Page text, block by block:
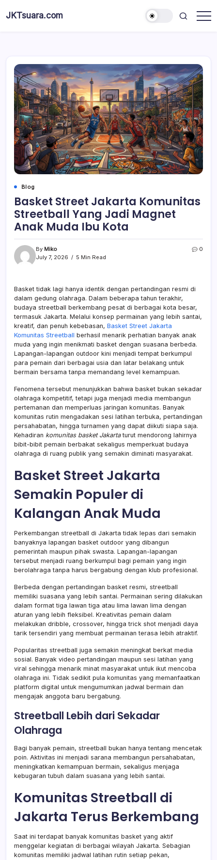
JKTsuara.com
Terbaru
Blog
Basket Street Jakarta Komunitas
Streetball Yang Jadi Magnet
Anak Muda Ibu Kota
By Miko
July 7, 2026
5 Min Read
0
Basket tidak lagi hanya identik dengan pertandingan resmi di
dalam gedung olahraga. Dalam beberapa tahun terakhir,
budaya streetball berkembang pesat di berbagai kota besar,
termasuk Jakarta. Melalui konsep permainan yang lebih santai,
kreatif, dan penuh kebebasan, Basket Street Jakarta
Komunitas Streetball berhasil menarik perhatian banyak anak
muda yang ingin menikmati basket dengan suasana berbeda.
Lapangan-lapangan outdoor kini menjadi tempat berkumpul
para pemain dari berbagai usia dan latar belakang untuk
bermain bersama tanpa memandang level kemampuan.
Fenomena tersebut menunjukkan bahwa basket bukan sekadar
olahraga kompetitif, tetapi juga menjadi media membangun
pertemanan dan memperluas jaringan komunitas. Banyak
komunitas rutin mengadakan sesi latihan terbuka, pertandingan
persahabatan, hingga turnamen yang dapat diikuti siapa saja.
Kehadiran komunitas basket Jakartaturut mendorong lahirnya
bibit-bibit pemain berbakat sekaligus memperkuat budaya
olahraga di ruang publik yang semakin diminati masyarakat.
Basket Street Jakarta
Semakin Populer di
Kalangan Anak Muda
Perkembangan streetball di Jakarta tidak lepas dari semakin
banyaknya lapangan basket outdoor yang dibangun
pemerintah maupun pihak swasta. Lapangan-lapangan
tersebut menjadi ruang berkumpul bagi pemain yang ingin
berolahraga tanpa harus bergabung dengan klub profesional.
Berbeda dengan pertandingan basket resmi, streetball
memiliki suasana yang lebih santai. Permainan sering dilakukan
dalam format tiga lawan tiga atau lima lawan lima dengan
aturan yang lebih fleksibel. Kreativitas pemain dalam
melakukan dribble, crossover, hingga trick shot menjadi daya
tarik tersendiri yang membuat permainan terasa lebih atraktif.
Popularitas streetball juga semakin meningkat berkat media
sosial. Banyak video pertandingan maupun sesi latihan yang
viral sehingga menarik minat masyarakat untuk ikut mencoba
olahraga ini. Tidak sedikit pula komunitas yang memanfaatkan
platform digital untuk mengumumkan jadwal bermain dan
mengajak anggota baru bergabung.
Streetball Lebih dari Sekadar
Olahraga
Bagi banyak pemain, streetball bukan hanya tentang mencetak
poin. Aktivitas ini menjadi sarana membangun persahabatan,
meningkatkan kemampuan bermain, sekaligus menjaga
kebugaran tubuh dalam suasana yang lebih santai.
Komunitas Streetball di
Jakarta Terus Berkembang
Saat ini terdapat banyak komunitas basket yang aktif
menggelar kegiatan di berbagai wilayah Jakarta. Sebagian
komunitas memiliki jadwal latihan rutin setiap pekan,